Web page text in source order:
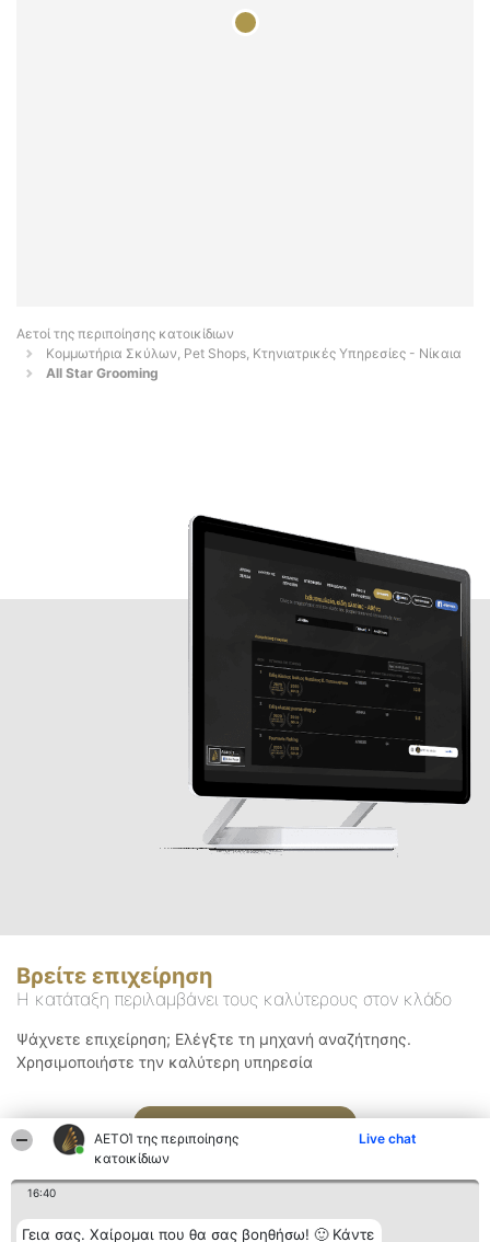
ΑΕΤΟΊ της περιποίησης
κατοικίδιων
Live chat
16:40
Γεια σας. Χαίρομαι που θα σας βοηθήσω! 🙂 Κάντε
Αετοί της περιποίησης κατοικίδιων
Κομμωτήρια Σκύλων, Pet Shops, Κτηνιατρικές Υπηρεσίες - Νίκαια
All Star Grooming
Βρείτε επιχείρηση
Η κατάταξη περιλαμβάνει τους καλύτερους στον κλάδο
Ψάχνετε επιχείρηση; Ελέγξτε τη μηχανή αναζήτησης.
Χρησιμοποιήστε την καλύτερη υπηρεσία
Αναζήτηση